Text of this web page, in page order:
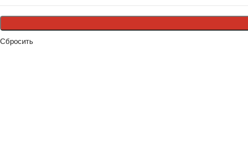
Сбросить